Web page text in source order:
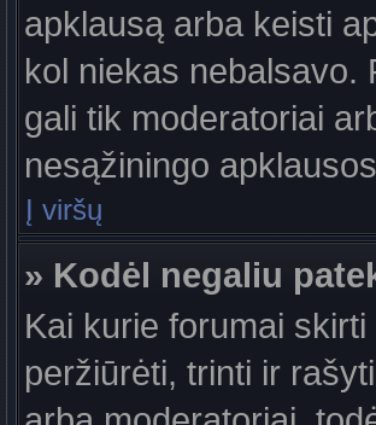
apklausą arba keisti
kol niekas nebalsavo.
gali tik moderatoriai
nesąžiningo
Į viršų
» Kodėl negaliu
Kai kurie forumai
peržiūrėti, trinti ir